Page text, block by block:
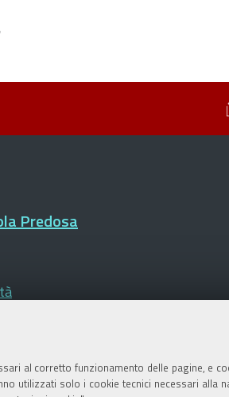
al corretto funzionamento delle pagine, e
utilizzati solo i cookie tecnici necessari
Predosa